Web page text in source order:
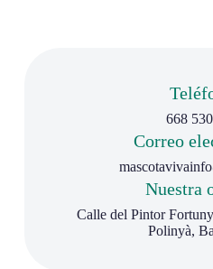
668
Correo
Nuestra
Calle del Pintor
Polinyà,